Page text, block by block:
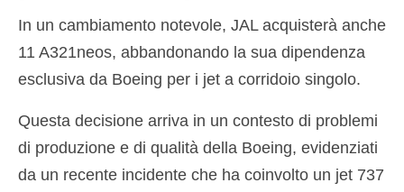
Español(Spagnolo)
Svenska (Svedese)
In un cambiamento notevole, JAL acquisterà anche
11 A321neos, abbandonando la sua dipendenza
esclusiva da Boeing per i jet a corridoio singolo.
Questa decisione arriva in un contesto di problemi
di produzione e di qualità della Boeing, evidenziati
da un recente incidente che ha coinvolto un jet 737